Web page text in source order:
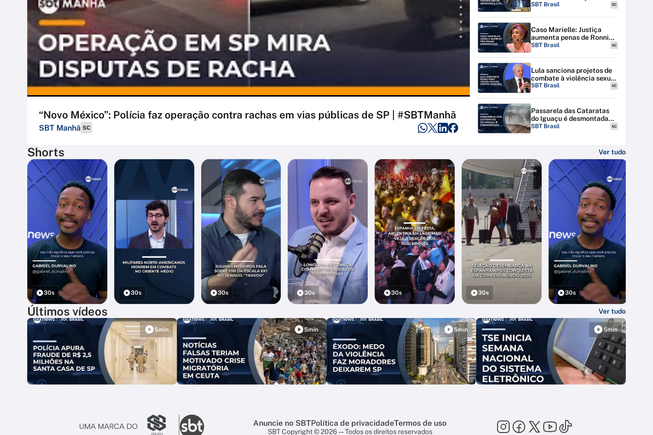
“Novo México”: Polícia faz operação contra rachas em vias públicas de SP | #SBTManhã
SBT Manhã SC
discutem tensão entre STF
SBT Brasil SC
Caso Marielle: Justiça
aumenta penas de Ronnie
Lessa e Élcio Queiroz
SBT Brasil SC
Lula sanciona projetos de
combate à violência sexual
contra menores na
SBT Brasil SC
Passarela das Cataratas
do Iguaçu é desmontada
por riscos de inundação
SBT Brasil SC
Shorts Ver tudo
30s 30s 30s 30s 30s 30s 30s
Últimos vídeos Ver tudo
5min 5min 5min 5min
Anuncie no SBTPolítica de privacidadeTermos de uso
SBT Copyright © 2026 — Todos os direitos reservados